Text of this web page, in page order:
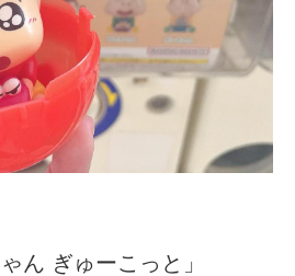
ゃん ぎゅーこっと」